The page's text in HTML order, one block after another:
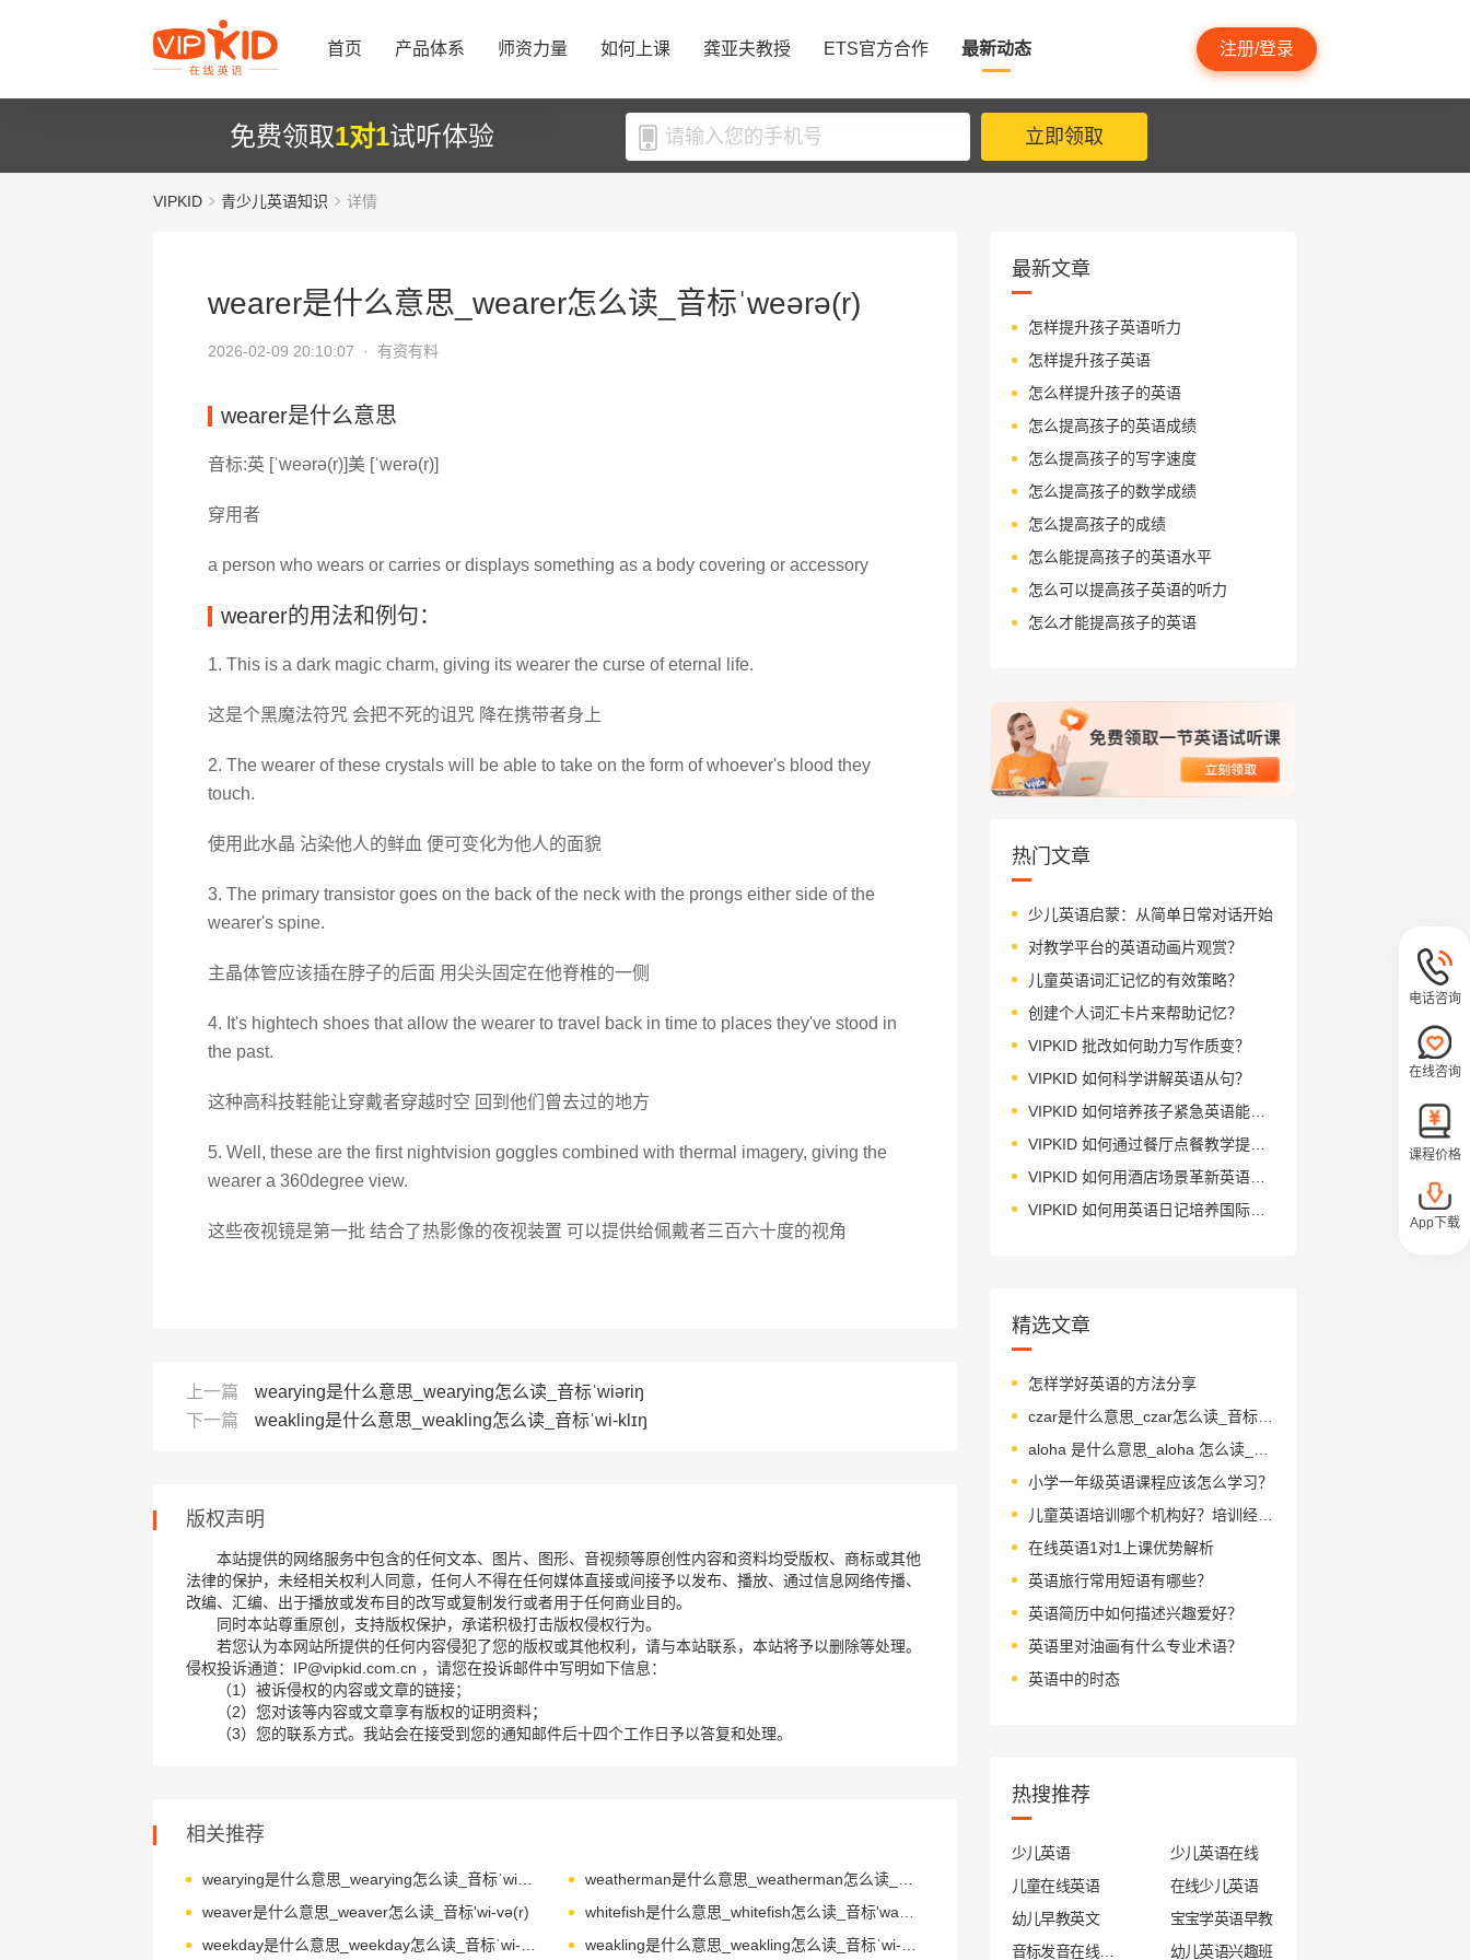
首页 产品体系 师资力量 如何上课 龚亚夫教授 ETS官方合作 最新动态 注册/登录
免费领取1对1试听体验 立即领取
VIPKID 青少儿英语知识 详情
wearer是什么意思_wearer怎么读_音标ˈweərə(r)
2026-02-09 20:10:07 · 有资有料
wearer是什么意思
音标:英 [ˈweərə(r)]美 [ˈwerə(r)]
穿用者
a person who wears or carries or displays something as a body covering or accessory
wearer的用法和例句：
1. This is a dark magic charm, giving its wearer the curse of eternal life.
这是个黑魔法符咒 会把不死的诅咒 降在携带者身上
2. The wearer of these crystals will be able to take on the form of whoever's blood they
touch.
使用此水晶 沾染他人的鲜血 便可变化为他人的面貌
3. The primary transistor goes on the back of the neck with the prongs either side of the
wearer's spine.
主晶体管应该插在脖子的后面 用尖头固定在他脊椎的一侧
4. It's hightech shoes that allow the wearer to travel back in time to places they've stood in
the past.
这种高科技鞋能让穿戴者穿越时空 回到他们曾去过的地方
5. Well, these are the first nightvision goggles combined with thermal imagery, giving the
wearer a 360degree view.
这些夜视镜是第一批 结合了热影像的夜视装置 可以提供给佩戴者三百六十度的视角
上一篇
wearying是什么意思_wearying怎么读_音标ˈwiəriŋ
下一篇
weakling是什么意思_weakling怎么读_音标ˈwi-klɪŋ
版权声明
本站提供的网络服务中包含的任何文本、图片、图形、音视频等原创性内容和资料均受版权、商标或其他
法律的保护，未经相关权利人同意，任何人不得在任何媒体直接或间接予以发布、播放、通过信息网络传播、
改编、汇编、出于播放或发布目的改写或复制发行或者用于任何商业目的。
同时本站尊重原创，支持版权保护，承诺积极打击版权侵权行为。
若您认为本网站所提供的任何内容侵犯了您的版权或其他权利，请与本站联系，本站将予以删除等处理。
侵权投诉通道：IP@vipkid.com.cn ，请您在投诉邮件中写明如下信息：
（1）被诉侵权的内容或文章的链接；
（2）您对该等内容或文章享有版权的证明资料；
（3）您的联系方式。我站会在接受到您的通知邮件后十四个工作日予以答复和处理。
相关推荐
wearying是什么意思_wearying怎么读_音标ˈwiəriŋ
weaver是什么意思_weaver怎么读_音标'wi-və(r)
最新文章
怎样提升孩子英语听力
怎样提升孩子英语
怎么样提升孩子的英语
怎么提高孩子的英语成绩
怎么提高孩子的写字速度
怎么提高孩子的数学成绩
怎么提高孩子的成绩
怎么能提高孩子的英语水平
怎么可以提高孩子英语的听力
怎么才能提高孩子的英语
热门文章
少儿英语启蒙：从简单日常对话开始
对教学平台的英语动画片观赏？
儿童英语词汇记忆的有效策略？
创建个人词汇卡片来帮助记忆？
VIPKID 批改如何助力写作质变？
VIPKID 如何科学讲解英语从句？
VIPKID 如何培养孩子紧急英语能力？
VIPKID 如何通过餐厅点餐教学提升少儿英语应用能力？
VIPKID 如何用酒店场景革新英语教学？
VIPKID 如何用英语日记培养国际化人才？
精选文章
怎样学好英语的方法分享
czar是什么意思_czar怎么读_音标zɑ-, tsɑ-
小学一年级英语课程应该怎么学习？
儿童英语培训哪个机构好？培训经验分享
在线英语1对1上课优势解析
英语旅行常用短语有哪些？
英语简历中如何描述兴趣爱好？
英语里对油画有什么专业术语？
英语中的时态
热搜推荐
少儿英语
少儿英语在线
儿童在线英语
在线少儿英语
幼儿早教英文
宝宝学英语早教
幼儿英语兴趣班
电话咨询
在线咨询
课程价格
App下载